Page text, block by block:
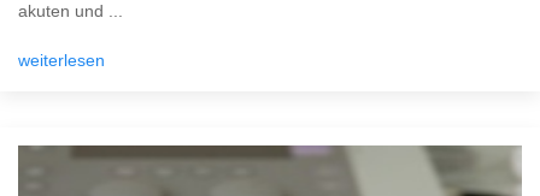
akuten und ...
weiterlesen